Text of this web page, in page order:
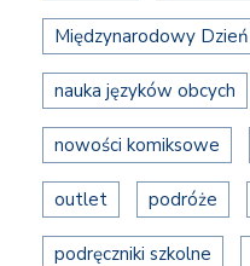
Międzynarodowy
nauka języków obcych
nowości komiksowe
outlet podróże
podręczniki szkolne